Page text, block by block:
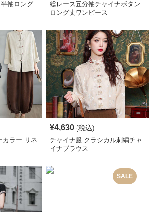
袖ロング
総レース五分袖チャイナボタン
ロング丈ワンピース
カラー リネ
¥4,630 (税込)
チャイナ服 クラシカル刺繍チャ
イナブラウス
SALE